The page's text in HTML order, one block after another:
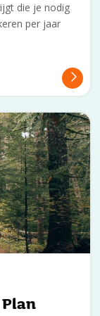
die je nodig
per jaar